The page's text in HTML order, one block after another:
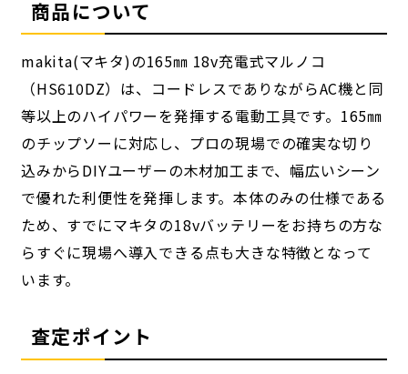
商品について
makita(マキタ)の165㎜ 18v充電式マルノコ
（HS610DZ）は、コードレスでありながらAC機と同
等以上のハイパワーを発揮する電動工具です。165㎜
のチップソーに対応し、プロの現場での確実な切り
込みからDIYユーザーの木材加工まで、幅広いシーン
で優れた利便性を発揮します。本体のみの仕様である
ため、すでにマキタの18vバッテリーをお持ちの方な
らすぐに現場へ導入できる点も大きな特徴となって
います。
査定ポイント